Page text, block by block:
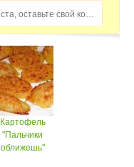
Домохозяйка, пожалуйста, оставьте свой комментарий...
Картофель
"Пальчики
оближешь"